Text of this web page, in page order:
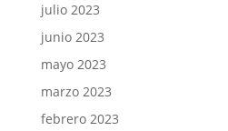
julio 2023
junio 2023
mayo 2023
marzo 2023
febrero 2023